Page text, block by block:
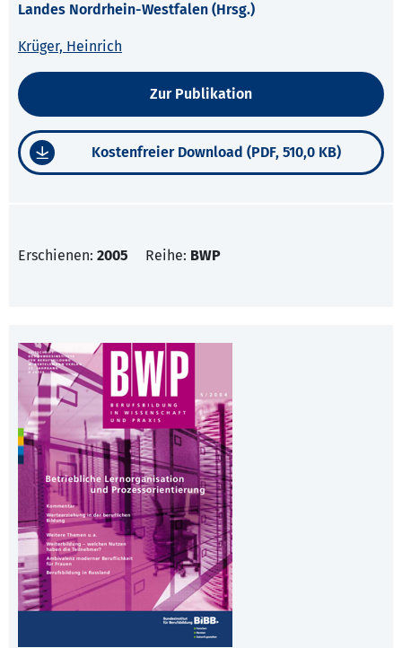
Landes Nordrhein-Westfalen (Hrsg.)
Krüger, Heinrich
Zur Publikation
Kostenfreier Download (PDF, 510,0 KB)
Erschienen: 2005 Reihe: BWP